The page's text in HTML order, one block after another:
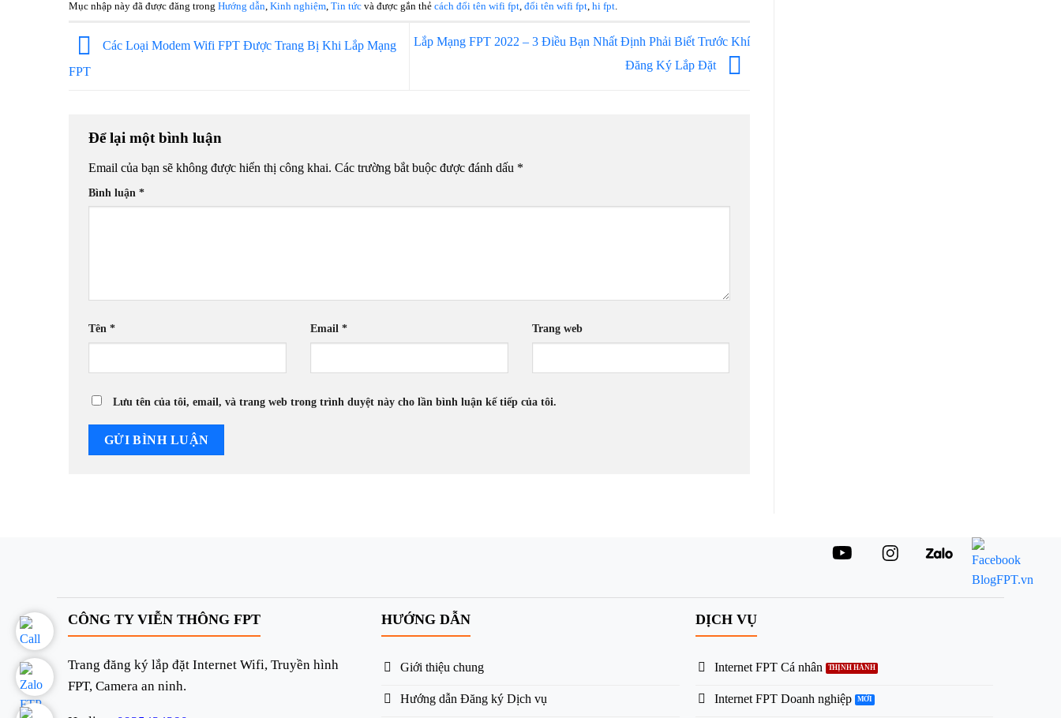
Mục nhập này đã được đăng trong Hướng dẫn, Kinh nghiệm, Tin tức và được gắn thẻ cách đổi tên wifi fpt, đổi tên wifi fpt, hi fpt.
Các Loại Modem Wifi FPT Được Trang Bị Khi Lắp Mạng
FPT
Lắp Mạng FPT 2022 – 3 Điều Bạn Nhất Định Phải Biết Trước Khí
Đăng Ký Lắp Đặt
Để lại một bình luận
Email của bạn sẽ không được hiển thị công khai. Các trường bắt buộc được đánh dấu *
Bình luận *
Tên * Email * Trang web
Lưu tên của tôi, email, và trang web trong trình duyệt này cho lần bình luận kế tiếp của tôi.
CÔNG TY VIỄN THÔNG FPT
Trang đăng ký lắp đặt Internet Wifi, Truyền hình
FPT, Camera an ninh.
HƯỚNG DẪN
Giới thiệu chung
Hướng dẫn Đăng ký Dịch vụ
DỊCH VỤ
Internet FPT Cá nhân
Internet FPT Doanh nghiệp